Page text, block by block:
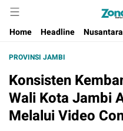
Berita
Home
Headline Nusantara
PROVINSI JAMBI
Konsisten
Wali Kota Jambi
Melalui Video